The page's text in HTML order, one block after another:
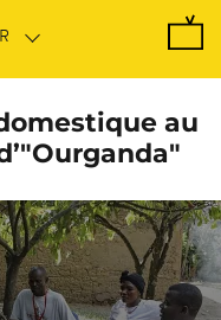
au